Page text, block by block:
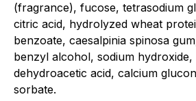
(fragrance), fucose, tetrasodium
citric acid, hydrolyzed wheat
benzoate, caesalpinia spinosa
benzyl alcohol, sodium hydroxide,
dehydroacetic acid, calcium
sorbate.